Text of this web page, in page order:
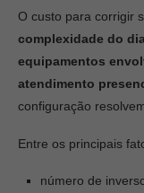
O custo para corrigir
complexidade do
equipamentos
atendimento
configuração
Entre os principais
número de